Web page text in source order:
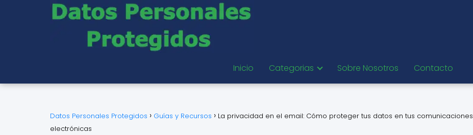
Inicio Categorias Sobre Nosotros Contacto
Datos Personales Protegidos Guías y Recursos
La privacidad en el email: Cómo proteger tus datos en tus comunicaciones
electrónicas